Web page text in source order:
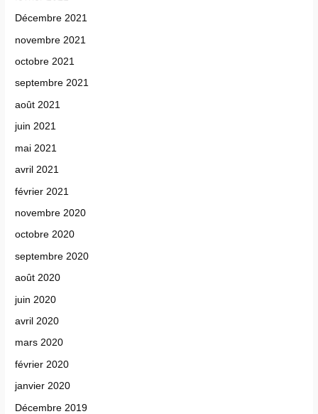
Décembre 2021
novembre 2021
octobre 2021
septembre 2021
août 2021
juin 2021
mai 2021
avril 2021
février 2021
novembre 2020
octobre 2020
septembre 2020
août 2020
juin 2020
avril 2020
mars 2020
février 2020
janvier 2020
Décembre 2019